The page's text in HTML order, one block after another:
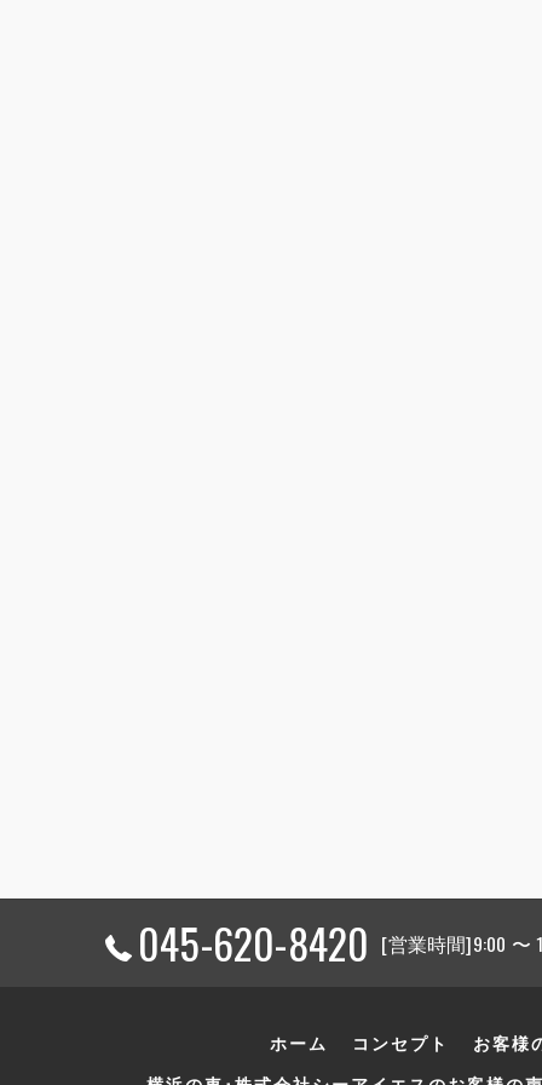
045-620-8420 [営業時間]9:00
ホーム コンセプト お客様